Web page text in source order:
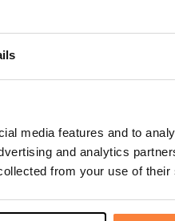
media features and to
and analytics
from your use of
Fiche technique
60% Laine
Élasthanne